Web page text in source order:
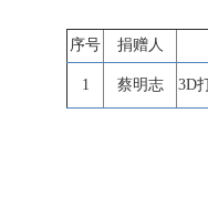
序号 捐赠人
1 蔡明志 3D